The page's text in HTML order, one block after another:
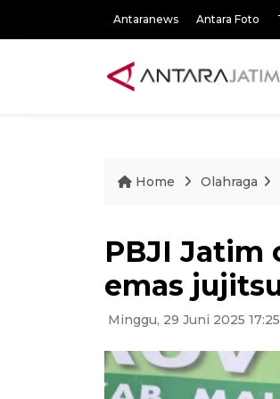
Antaranews Antara Foto
Home Olahraga
PBJI Jatim
emas
Minggu, 29 Juni 2025